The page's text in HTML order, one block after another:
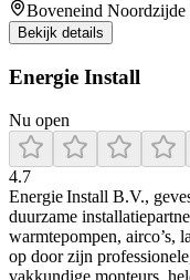
Boveneind
Bekijk details
Energie Install
Nu open
4.7
Energie Install B.V.,
duurzame
warmtepompen, airco’s,
op door zijn
vakkundige monteurs,